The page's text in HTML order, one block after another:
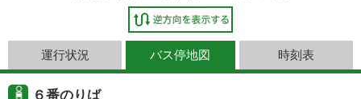
運行状況 バス停地図 時刻表
６番のりば